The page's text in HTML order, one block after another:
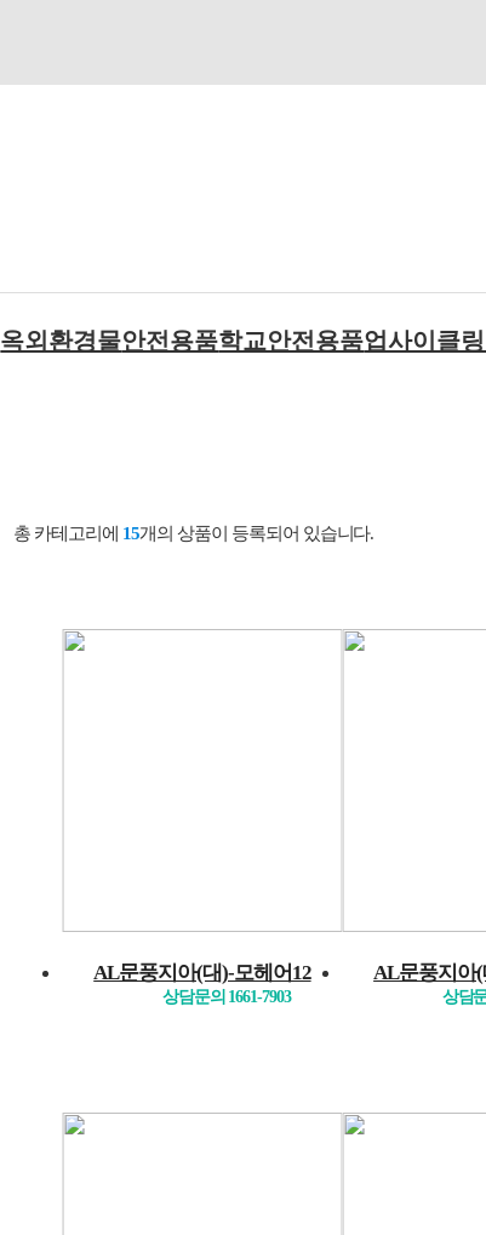
옥외환경물안전용품학교안전용품업사이클
총 카테고리에 15개의 상품이 등록되어 있습니다.
AL문풍지아(대)-모헤어12
상담문의 1661-7903
AL문풍지아
상담